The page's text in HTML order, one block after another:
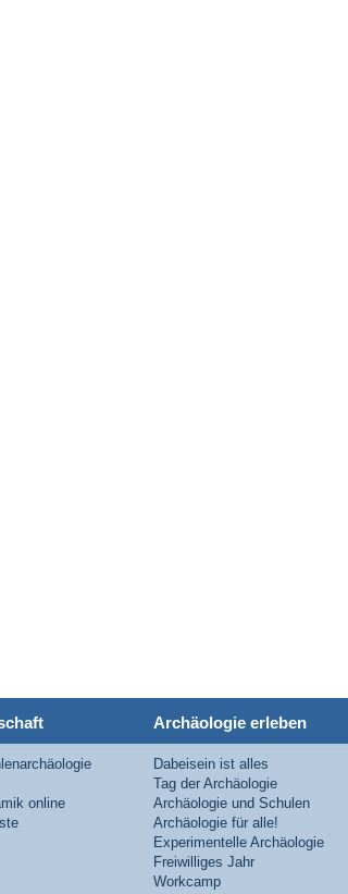
online
Archäologie erleben
Dabeisein ist alles
Tag der Archäologie
Archäologie und Schulen
Archäologie für alle!
Experimentelle Archäologie
Freiwilliges Jahr
Workcamp